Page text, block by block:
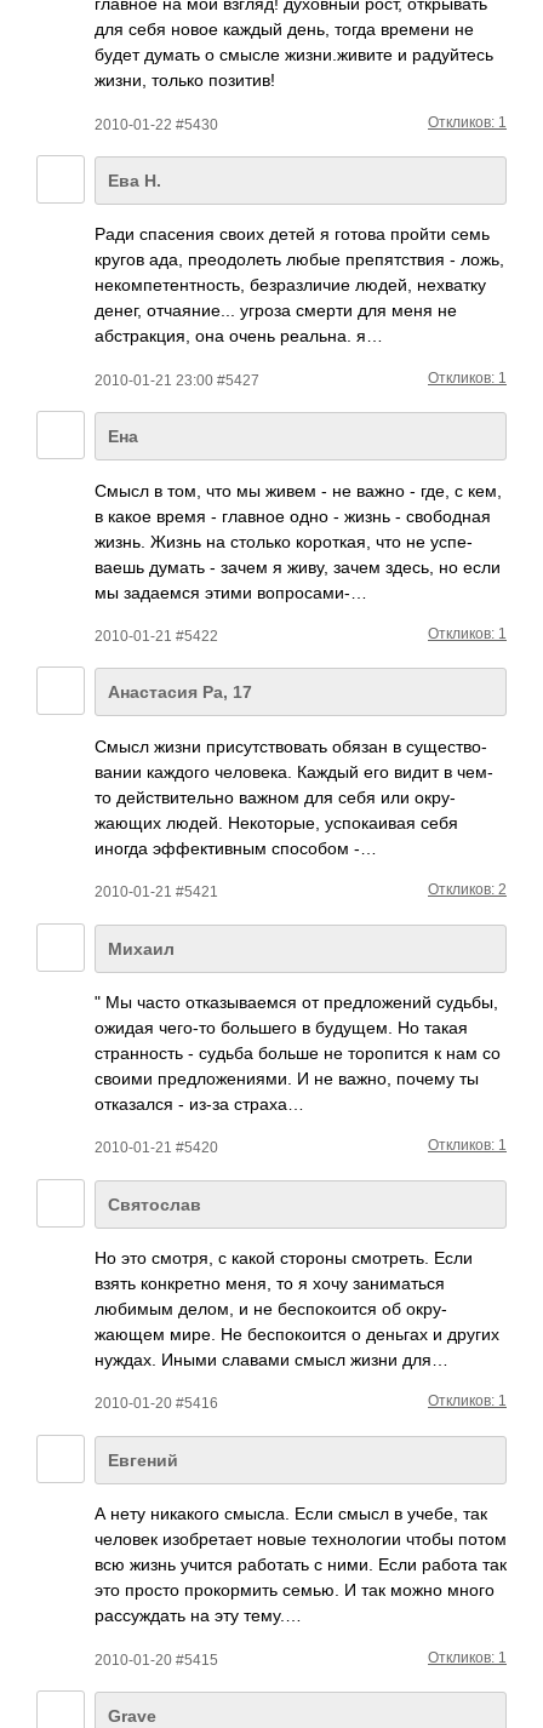
главное на мой взгляд! духо­вный рост, откр­ывать
для себя новое каждый день, тогда времени не
будет думать о смысле жизн­и.жи­вите и раду­йтесь
жизни, только пози­тив!
2010-01-22 #5430 Откликов: 1
Ева Н.
Ради спасения своих детей я готова пройти семь
кругов ада, преодолеть любые препятствия - ложь,
некомпетентность­, безразличие людей, нехватку
денег, отчаяние... угроза смерти для меня не
абстракция, она очень реальна. я…
2010-01-21 23:00 #5427 Откликов: 1
Ена
Смысл в том, что мы живем - не важно - где, с кем,
в какое время - главное одно - жизнь - своб­одная
жизнь. Жизнь на столько коро­ткая, что не успе­
ваешь думать - зачем я живу, зачем здесь, но если
мы зада­емся этими вопр­осами-…
2010-01-21 #5422 Откликов: 1
Анастасия Ра, 17
Смысл жизни прис­утст­вовать обязан в суще­ство­
вании каждого чело­века. Каждый его видит в чем-
то дейс­твит­ельно важном для себя или окру­
жающих людей. Неко­торые, успо­каивая себя
иногда эффе­ктив­ным спос­обом -…
2010-01-21 #5421 Откликов: 2
Михаил
" Мы часто отка­зыва­емся от пред­ложе­ний судьбы,
ожидая чего-то боль­шего в буду­щем. Но такая
стра­нность - судьба больше не торо­пится к нам со
своими пред­ложе­ниями. И не важно, почему ты
отка­зался - из-за страха…
2010-01-21 #5420 Откликов: 1
Святослав
Но это смотря, с какой стороны смот­реть. Если
взять конк­ретно меня, то я хочу зани­маться
любимым делом, и не бесп­окои­тся об окру­
жающем мире. Не бесп­окои­тся о деньгах и других
нуждах. Иными славами смысл жизни для…
2010-01-20 #5416 Откликов: 1
Евгений
А нету ника­кого смысла. Если смысл в учебе, так
человек изоб­ретает новые техн­ологии чтобы потом
всю жизнь учится рабо­тать с ними. Если работа так
это просто прок­ормить семью. И так можно много
расс­уждать на эту тему.…
2010-01-20 #5415 Откликов: 1
Grave